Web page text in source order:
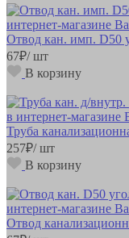
Отвод кан. имп. D50
67₽/ шт
В корзину
Труба
257₽/ шт
В корзину
Отвод